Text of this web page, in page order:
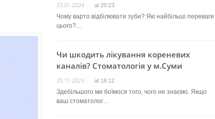
23.01.2024 at 20:23
Чому варто відбілювати зуби? Які найбільші переваги
цього?…
Чи шкодить лікування кореневих
каналів? Стоматологія у м.Суми
25.11.2023 at 16:12
Здебільшого ми боїмося того, чого не знаємо. Якщо
ваш стоматолог…